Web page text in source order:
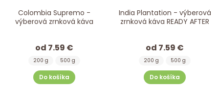
Colombia Supremo -
výberová zrnková káva
od 7.59 €
200 g 500 g
Do košíka
India Plantation - výberová
zrnková káva READY AFTER
od 7.59 €
200 g 500 g
Do košíka